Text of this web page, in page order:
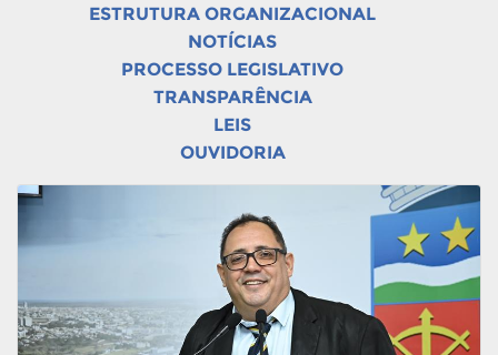
ESTRUTURA ORGANIZACIONAL
NOTÍCIAS
PROCESSO LEGISLATIVO
TRANSPARÊNCIA
LEIS
OUVIDORIA